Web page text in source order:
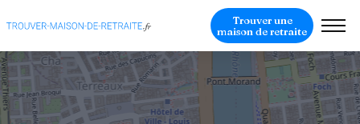
Trouver une
maison de retraite